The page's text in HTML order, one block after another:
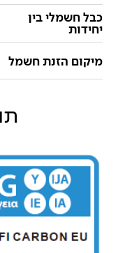
כבל חשמלי בין
יחידות
מיקום הזנת חשמל